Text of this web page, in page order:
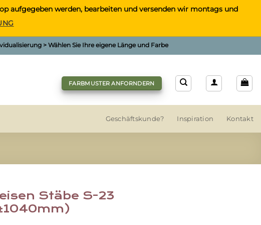
aufgegeben werden, bearbeiten und versenden wir montags und
> Wählen Sie Ihre eigene Länge und Farbe
FARBMUSTER ANFORNDERN
Geschäftskunde? Inspiration Kontakt
Stäbe S-23